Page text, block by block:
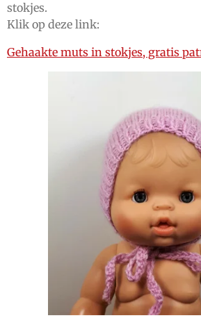
stokjes.
Klik op deze link:
Gehaakte muts in stokjes, gratis